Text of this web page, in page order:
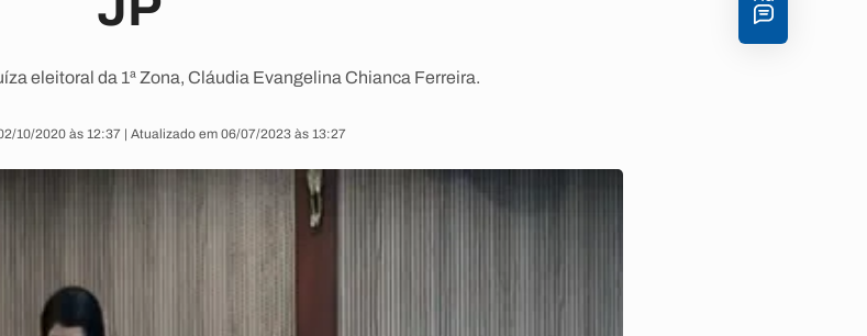
eleitoral da 1ª Zona, Cláudia Evangelina Chianca Ferreira.
10/2020 às 12:37 | Atualizado em 06/07/2023 às 13:27